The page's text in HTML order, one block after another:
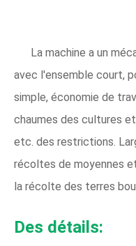
La machine a un
avec l'ensemble court,
simple, économie de
chaumes des cultures
etc. des restrictions.
récoltes de moyennes
la récolte des terres
Des détails: